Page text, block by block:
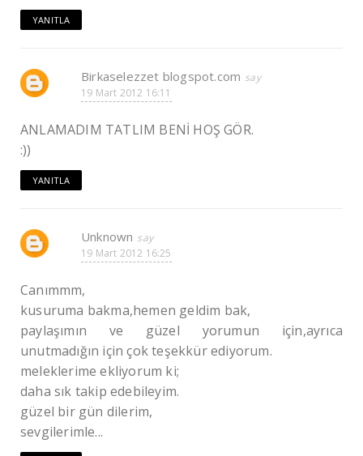
YANITLA
Birkaselezzet blogspot.com
19 Mart 2012 16:11
ANLAMADIM TATLIM BENİ HOŞ GÖR.
:))
YANITLA
Unknown
19 Mart 2012 16:25
Canımmm,
kusuruma bakma,hemen geldim bak,
paylaşımın ve güzel yorumun için,ayrıca
unutmadığın için çok teşekkür ediyorum.
meleklerime ekliyorum ki;
daha sık takip edebileyim.
güzel bir gün dilerim,
sevgilerimle...